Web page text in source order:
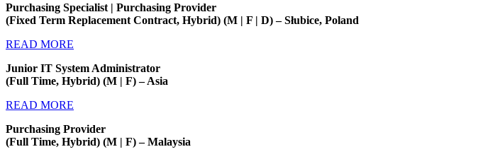
Purchasing Specialist | Purchasing Provider
(Fixed Term Replacement Contract, Hybrid) (M | F | D) – Słubice, Poland
READ MORE
Junior IT System Administrator
(Full Time, Hybrid) (M | F) – Asia
READ MORE
Purchasing Provider
(Full Time, Hybrid) (M | F) – Malaysia